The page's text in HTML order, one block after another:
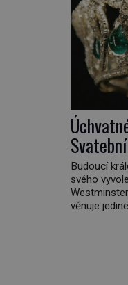
Budoucí
svého
věnuje